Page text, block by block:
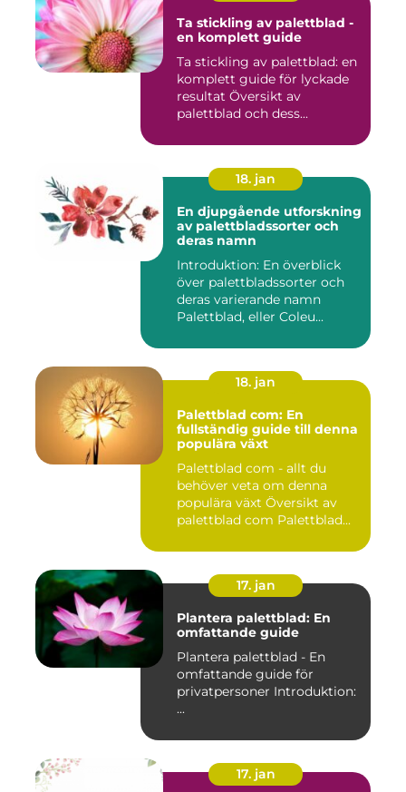
Ta stickling av palettblad -
en komplett guide
Ta stickling av palettblad: en
komplett guide för lyckade
resultat Översikt av
palettblad och dess...
18. jan
En djupgående utforskning
av palettbladssorter och
deras namn
Introduktion: En överblick
över palettbladssorter och
deras varierande namn
Palettblad, eller Coleu...
18. jan
Palettblad com: En
fullständig guide till denna
populära växt
Palettblad com - allt du
behöver veta om denna
populära växt Översikt av
palettblad com Palettblad...
17. jan
Plantera palettblad: En
omfattande guide
Plantera palettblad - En
omfattande guide för
privatpersoner Introduktion:
...
17. jan